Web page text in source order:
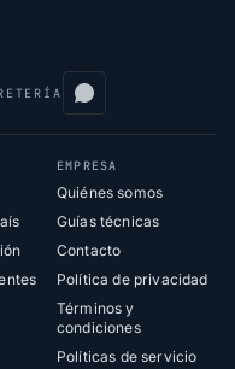
EMPRESA
Quiénes somos
Guías técnicas
Contacto
Política de privacidad
Términos y
condiciones
Políticas de servicio